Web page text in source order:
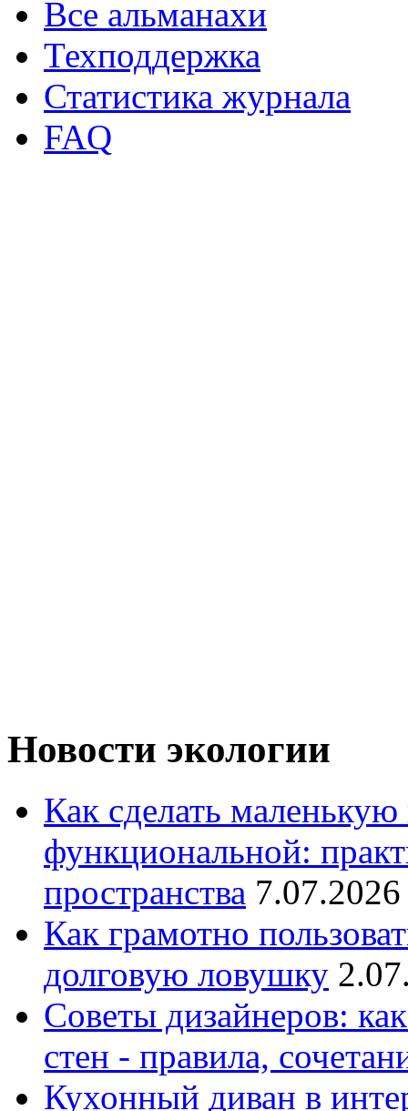
Все альманахи
Техподдержка
Статистика журнала
FAQ
Новости экологии
Как сделать
функциональной:
пространства
Как грамотно
долговую ловушку
Советы дизайнеров:
стен - правила,
Кухонный диван в